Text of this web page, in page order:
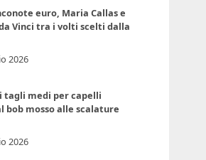
euro, Maria Callas e
Vinci tra i volti scelti dalla
2026
tagli medi per capelli
bob mosso alle scalature
2026